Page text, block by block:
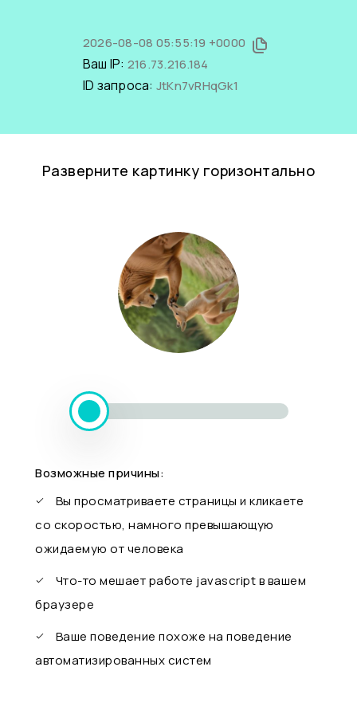
2026-08-08 05:55:19 +0000
Ваш IP: 216.73.216.184
ID запроса: JtKn7vRHqGk1
Разверните картинку горизонтально
Возможные причины:
Вы просматриваете страницы и кликаете
со скоростью, намного превышающую
ожидаемую от человека
Что-то мешает работе javascript в вашем
браузере
Ваше поведение похоже на поведение
автоматизированных систем